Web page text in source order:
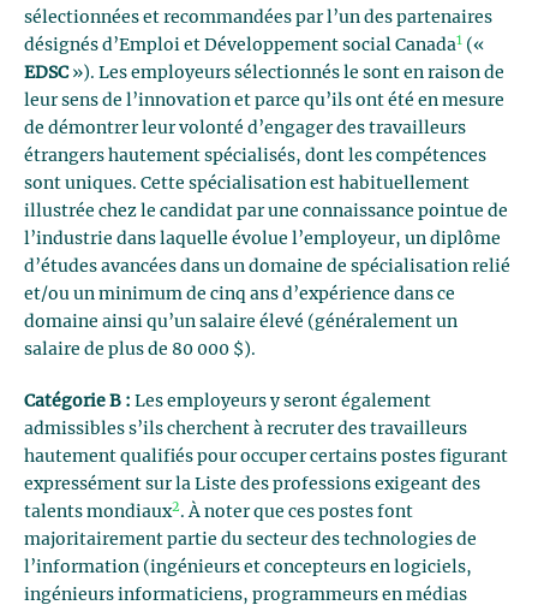
sélectionnées et recommandées par l’un des partenaires
désignés d’Emploi et Développement social Canada1
(«
EDSC»). Les employeurs sélectionnés le sont en raison de
leur sens de l’innovation et parce qu’ils ont été en mesure
de démontrer leur volonté d’engager des travailleurs
étrangers hautement spécialisés, dont les compétences
sont uniques. Cette spécialisation est habituellement
illustrée chez le candidat par une connaissance pointue de
l’industrie dans laquelle évolue l’employeur, un diplôme
d’études avancées dans un domaine de spécialisation relié
et/ou un minimum de cinq ans d’expérience dans ce
domaine ainsi qu’un salaire élevé (généralement un
salaire de plus de 80 000 $).
Catégorie B : Les employeurs y seront également
admissibles s’ils cherchent à recruter des travailleurs
hautement qualifiés pour occuper certains postes figurant
expressément sur la Liste des professions exigeant des
talents mondiaux2. À noter que ces postes font
majoritairement partie du secteur des technologies de
l’information (ingénieurs et concepteurs en logiciels,
ingénieurs informaticiens, programmeurs en médias